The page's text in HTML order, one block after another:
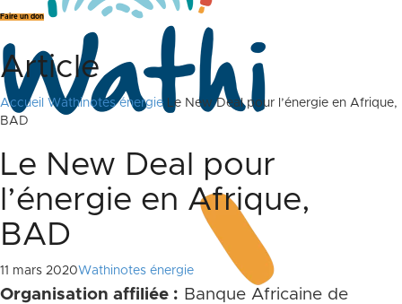
Faire un don
Article
Accueil Wathinotes énergie Le New Deal pour l’énergie en Afrique,
BAD
Le New Deal pour
l’énergie en Afrique,
BAD
11 mars 2020Wathinotes énergie
Organisation affiliée : Banque Africaine de